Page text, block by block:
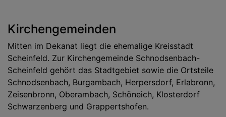
Kirchengemeinden
Mitten im Dekanat liegt die ehemalige Kreisstadt
Scheinfeld. Zur Kirchengemeinde Schnodsenbach-
Scheinfeld gehört das Stadtgebiet sowie die Ortsteile
Schnodsenbach, Burgambach, Herpersdorf, Erlabronn,
Zeisenbronn, Oberambach, Schöneich, Klosterdorf
Schwarzenberg und Grappertshofen.